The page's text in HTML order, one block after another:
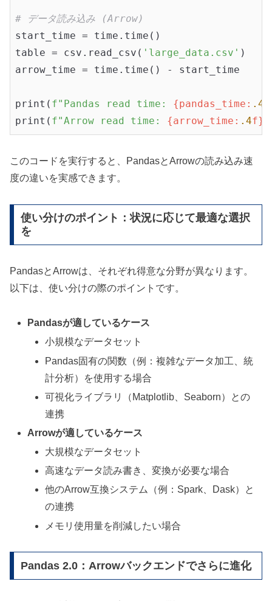
# データ読み込み (Arrow)
start_time = time.time()
table = csv.read_csv( 'large_data.csv' )
arrow_time = time.time() - start_time
print( f"Pandas read time: {pandas_time: .4
print( f"Arrow read time: {arrow_time: .4f}
このコードを実行すると、PandasとArrowの読み込み速
度の違いを実感できます。
使い分けのポイント：状況に応じて最適な選択
を
PandasとArrowは、それぞれ得意な分野が異なります。
以下は、使い分けの際のポイントです。
Pandasが適しているケース
小規模なデータセット
Pandas固有の関数（例：複雑なデータ加工、統
計分析）を使用する場合
可視化ライブラリ（Matplotlib、Seaborn）との
連携
Arrowが適しているケース
大規模なデータセット
高速なデータ読み書き、変換が必要な場合
他のArrow互換システム（例：Spark、Dask）と
の連携
メモリ使用量を削減したい場合
Pandas 2.0：Arrowバックエンドでさらに進化